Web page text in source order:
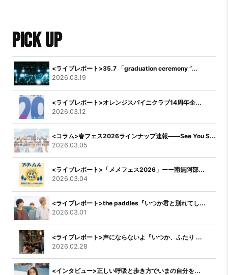
PICK UP
<ライブレポート>35.7 「graduation ceremony “...
2026.03.19
<ライブレポート>オレンジスパイニクラブ14周年企...
2026.03.12
<コラム>春フェス2026ラインナップ速報――See You S...
2026.03.05
<ライブレポート>「メメフェス2026」ーー南無阿部...
2026.03.04
<ライブレポート>the paddles『いつか君と別れてし...
2026.03.01
<ライブレポート>声にならないよ『いつか、ふたり ...
2026.02.28
<インタビュー>正しい呼吸と歩き方でいまの自分を...